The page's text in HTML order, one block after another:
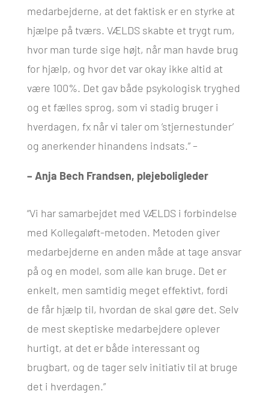
medarbejderne, at det faktisk er en styrke at
hjælpe på tværs. VÆLDS skabte et trygt rum,
hvor man turde sige højt, når man havde brug
for hjælp, og hvor det var okay ikke altid at
være 100%. Det gav både psykologisk tryghed
og et fælles sprog, som vi stadig bruger i
hverdagen, fx når vi taler om ’stjernestunder’
og anerkender hinandens indsats.” –
– Anja Bech Frandsen, plejeboligleder
“Vi har samarbejdet med VÆLDS i forbindelse
med Kollegaløft-metoden. Metoden giver
medarbejderne en anden måde at tage ansvar
på og en model, som alle kan bruge. Det er
enkelt, men samtidig meget effektivt, fordi
de får hjælp til, hvordan de skal gøre det. Selv
de mest skeptiske medarbejdere oplever
hurtigt, at det er både interessant og
brugbart, og de tager selv initiativ til at bruge
det i hverdagen.”